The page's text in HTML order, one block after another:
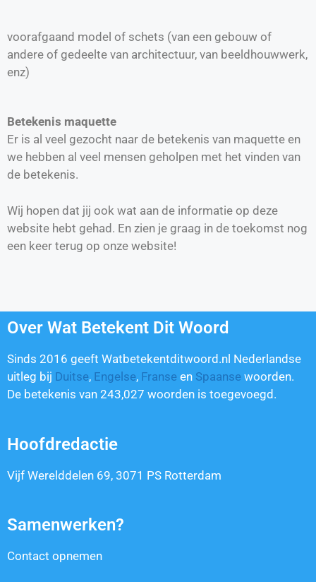
voorafgaand model of schets (van een gebouw of
andere of gedeelte van architectuur, van beeldhouwwerk,
enz)
Betekenis maquette
Er is al veel gezocht naar de betekenis van maquette en
we hebben al veel mensen geholpen met het vinden van
de betekenis.
Wij hopen dat jij ook wat aan de informatie op deze
website hebt gehad. En zien je graag in de toekomst nog
een keer terug op onze website!
Over Wat Betekent Dit Woord
Sinds 2016 geeft Watbetekentditwoord.nl Nederlandse
uitleg bij Duitse, Engelse, Franse en Spaanse woorden.
De betekenis van 243,027 woorden is toegevoegd.
Hoofdredactie
Vijf Werelddelen 69, 3071 PS Rotterdam
Samenwerken?
Contact opnemen